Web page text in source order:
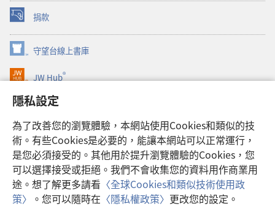
隱私設定
為了改善您的瀏覽體驗，本網站使用Cookies和類似的技
術。有些Cookies是必要的，能讓本網站可以正常運行，
是您必須接受的。其他用於提升瀏覽體驗的Cookies，您
可以選擇接受或拒絕。我們不會收集您的資料用作商業用
途。想了解更多請看 〈全球Cookies和類似技術使用政
策〉 。您可以隨時在 〈隱私權政策〉 更改您的設定。
捐款
（開
啟
新
視
窗）
守望台線上書庫
（開
啟
新
窗）
JW Hub®
（開
啟
新
窗）
JW Library®
Watchtower Library
Copyright© 2026 Watch Tower Bible and Tract Society of Pennsylvania.
使用條款 |隱私權政策| 隱私設定